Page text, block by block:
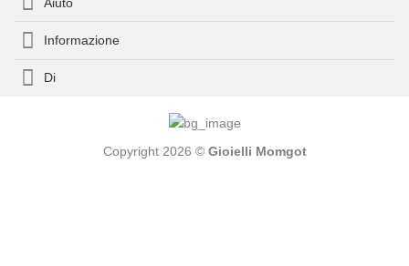
Informazione
Di
Copyright 2026 © Gioielli Momgot